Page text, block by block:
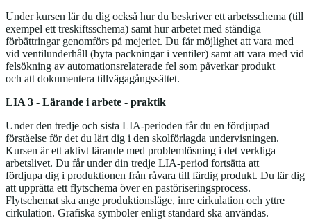
Under kursen lär du dig också hur du beskriver ett arbetsschema (till
exempel ett treskiftsschema) samt hur arbetet med ständiga
förbättringar genomförs på mejeriet. Du får möjlighet att vara med
vid ventilunderhåll (byta packningar i ventiler) samt att vara med vid
felsökning av automationsrelaterade fel som påverkar produkt
och att dokumentera tillvägagångssättet.
LIA 3 - Lärande i arbete - praktik
Under den tredje och sista LIA-perioden får du en fördjupad
förståelse för det du lärt dig i den skolförlagda undervisningen.
Kursen är ett aktivt lärande med problemlösning i det verkliga
arbetslivet. Du får under din tredje LIA-period fortsätta att
fördjupa dig i produktionen från råvara till färdig produkt. Du lär dig
att upprätta ett flytschema över en pastöriseringsprocess.
Flytschemat ska ange produktionsläge, inre cirkulation och yttre
cirkulation. Grafiska symboler enligt standard ska användas.